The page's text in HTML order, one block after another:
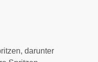
darunter